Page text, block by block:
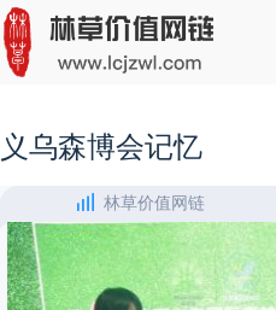
义乌森博会记忆
林草价值网链